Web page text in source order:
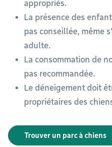
appropriés.
La présence des
pas conseillée, même
adulte.
La consommation de
pas recommandée.
Le déneigement doit
propriétaires des
Trouver un parc à chiens